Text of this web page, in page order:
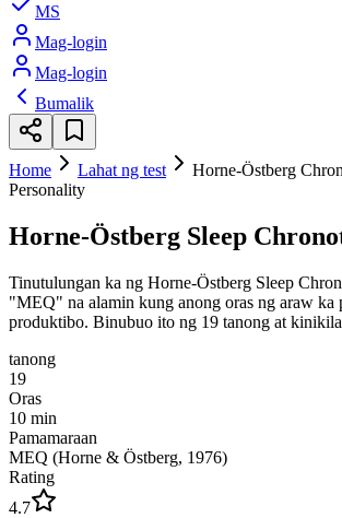
MS
Mag-login
Mag-login
Bumalik
Home Lahat ng test
Horne-Östberg
Personality
Horne-Östberg Sleep
Tinutulungan ka ng Horne-Östberg Sleep
"MEQ" na alamin kung anong oras ng araw ka
produktibo. Binubuo ito ng 19 tanong at
tanong
19
Oras
10 min
Pamamaraan
MEQ (Horne & Östberg, 1976)
Rating
4.7